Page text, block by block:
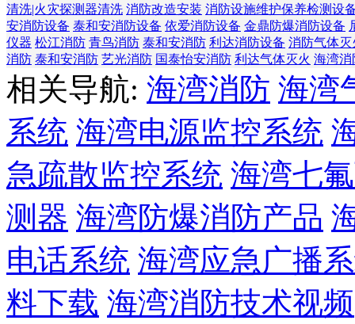
清洗|火灾探测器清洗 消防改造安装 消防设施维护保养检测设
安消防设备 泰和安消防设备 依爱消防设备 金鼎防爆消防设备
仪器 松江消防 青鸟消防 泰和安消防 利达消防设备 消防气体灭
消防 泰和安消防 艺光消防 国泰怡安消防 利达气体灭火 海湾消
相关导航: 海湾消防 海湾
系统 海湾电源监控系统
急疏散监控系统 海湾七
测器 海湾防爆消防产品
电话系统 海湾应急广播
料下载 海湾消防技术视频